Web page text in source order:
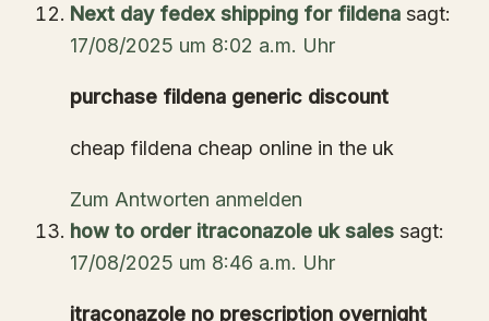
Next day fedex shipping for fildena sagt:
17/08/2025 um 8:02 a.m. Uhr
purchase fildena generic discount
cheap fildena cheap online in the uk
Zum Antworten anmelden
how to order itraconazole uk sales sagt:
17/08/2025 um 8:46 a.m. Uhr
itraconazole no prescription overnight